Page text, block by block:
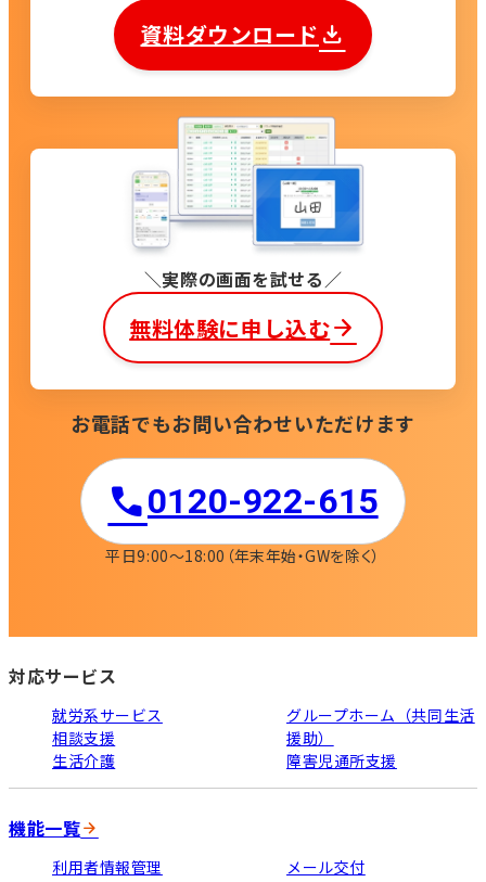
実際の画面を試せる
無料体験に申し込む
資料ダウンロード
お電話でもお問い合わせいただけます
0120-922-615​
平日9:00〜18:00 （年末年始・GWを除く）
対応サービス
就労系サービス
相談支援
生活介護
グループホーム（共同生活
援助）
障害児通所支援
機能一覧
利用者情報管理
メール交付